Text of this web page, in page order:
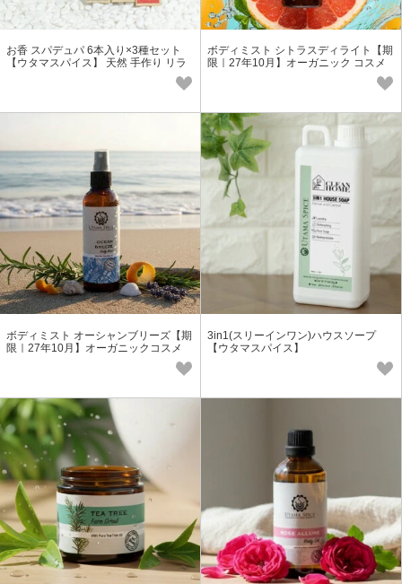
お香 スパデュパ 6本入り×3種セット
【ウタマスパイス】 天然 手作り リラ
ボディミスト シトラスディライト【期
限｜27年10月】オーガニック コスメ
ボディミスト オーシャンブリーズ【期
限｜27年10月】オーガニックコスメ
3in1(スリーインワン)ハウスソープ
【ウタマスパイス】